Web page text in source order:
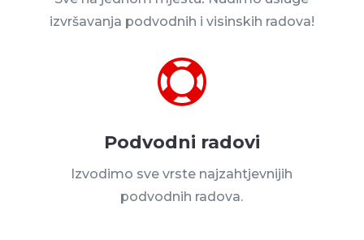
izvršavanja podvodnih i visinskih radova!

Podvodni radovi
Izvodimo sve vrste najzahtjevnijih
podvodnih radova.